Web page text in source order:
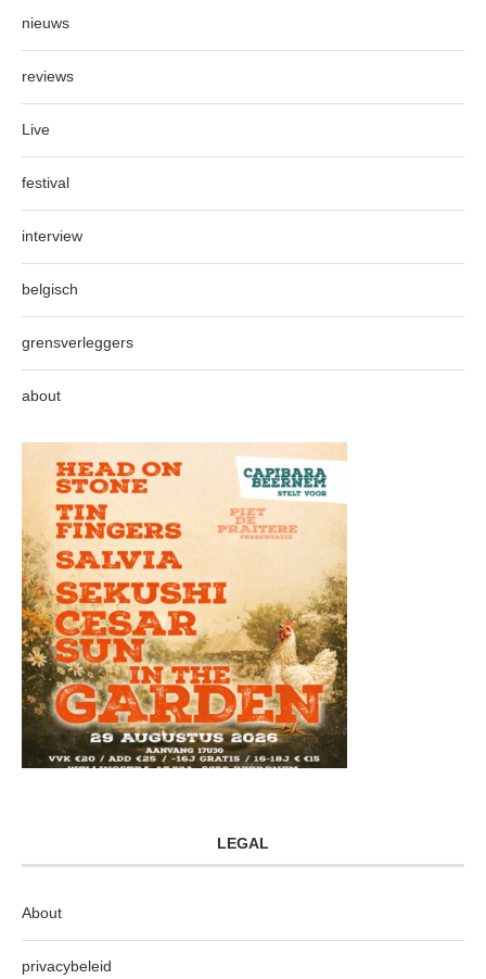
nieuws
reviews
Live
festival
interview
belgisch
grensverleggers
about
LEGAL
About
privacybeleid